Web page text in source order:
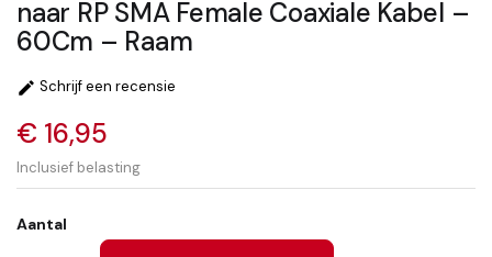
naar RP SMA Female Coaxiale Kabel –
60Cm – Raam
 Schrijf een recensie
€ 16,95
Inclusief belasting
Aantal